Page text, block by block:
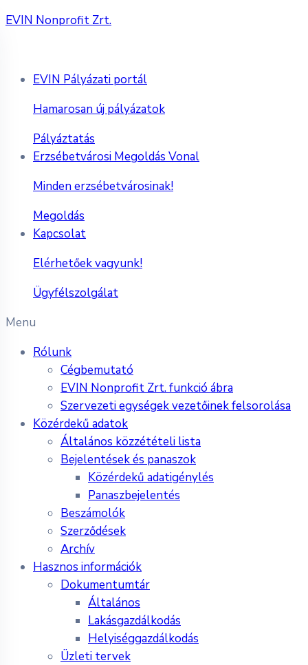
EVIN Nonprofit Zrt.
EVIN Pályázati portál
Hamarosan új pályázatok
Pályáztatás
Erzsébetvárosi Megoldás Vonal
Minden erzsébetvárosinak!
Megoldás
Kapcsolat
Elérhetőek vagyunk!
Ügyfélszolgálat
Menu
Rólunk
Cégbemutató
EVIN Nonprofit Zrt. funkció ábra
Szervezeti egységek vezetőinek felsorolása
Közérdekű adatok
Általános közzétételi lista
Bejelentések és panaszok
Közérdekű adatigénylés
Panaszbejelentés
Beszámolók
Szerződések
Archív
Hasznos információk
Dokumentumtár
Általános
Lakásgazdálkodás
Helyiséggazdálkodás
Üzleti tervek